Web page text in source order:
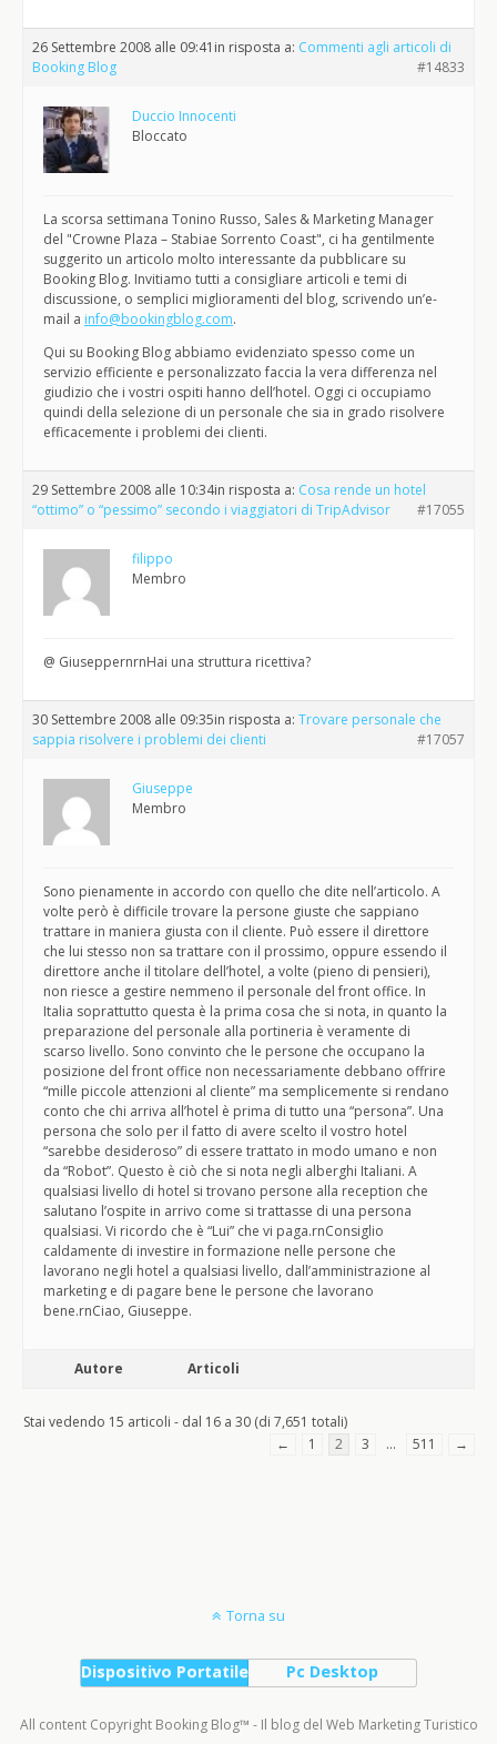
26 Settembre 2008 alle 09:41 in risposta a: Commenti agli articoli di
Booking Blog
#14833
Duccio Innocenti
Bloccato
La scorsa settimana Tonino Russo, Sales & Marketing Manager
del "Crowne Plaza – Stabiae Sorrento Coast", ci ha gentilmente
suggerito un articolo molto interessante da pubblicare su
Booking Blog. Invitiamo tutti a consigliare articoli e temi di
discussione, o semplici miglioramenti del blog, scrivendo un’e-
mail a info@bookingblog.com.
Qui su Booking Blog abbiamo evidenziato spesso come un
servizio efficiente e personalizzato faccia la vera differenza nel
giudizio che i vostri ospiti hanno dell’hotel. Oggi ci occupiamo
quindi della selezione di un personale che sia in grado risolvere
efficacemente i problemi dei clienti.
29 Settembre 2008 alle 10:34in risposta a: Cosa rende un hotel
“ottimo” o “pessimo” secondo i viaggiatori di TripAdvisor
#17055
filippo
Membro
@ GiuseppernrnHai una struttura ricettiva?
30 Settembre 2008 alle 09:35in risposta a: Trovare personale che
sappia risolvere i problemi dei clienti
#17057
Giuseppe
Membro
Sono pienamente in accordo con quello che dite nell’articolo. A
volte però è difficile trovare la persone giuste che sappiano
trattare in maniera giusta con il cliente. Può essere il direttore
che lui stesso non sa trattare con il prossimo, oppure essendo il
direttore anche il titolare dell’hotel, a volte (pieno di pensieri),
non riesce a gestire nemmeno il personale del front office. In
Italia soprattutto questa è la prima cosa che si nota, in quanto la
preparazione del personale alla portineria è veramente di
scarso livello. Sono convinto che le persone che occupano la
posizione del front office non necessariamente debbano offrire
“mille piccole attenzioni al cliente” ma semplicemente si rendano
conto che chi arriva all’hotel è prima di tutto una “persona”. Una
persona che solo per il fatto di avere scelto il vostro hotel
“sarebbe desideroso” di essere trattato in modo umano e non
da “Robot”. Questo è ciò che si nota negli alberghi Italiani. A
qualsiasi livello di hotel si trovano persone alla reception che
salutano l’ospite in arrivo come si trattasse di una persona
qualsiasi. Vi ricordo che è “Lui” che vi paga.rnConsiglio
caldamente di investire in formazione nelle persone che
lavorano negli hotel a qualsiasi livello, dall’amministrazione al
marketing e di pagare bene le persone che lavorano
bene.rnCiao, Giuseppe.
Autore Articoli
Stai vedendo 15 articoli - dal 16 a 30 (di 7,651 totali)
←
1 2 3 … 511 →
Torna su
Dispositivo Portatile Pc Desktop
All content Copyright Booking Blog™ - Il blog del Web Marketing Turistico